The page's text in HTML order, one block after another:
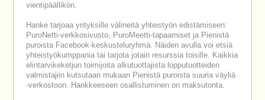
vientipäällikön.
Hanke tarjoaa yrityksille välineitä yhteistyön edistämiseen:
PuroNetti-verkkosivusto, PuroMeetti-tapaamiset ja Pienistä
puroista Facebook-keskusteluryhmä. Näiden avulla voi etsiä
yhteistyökumppania tai tarjota jotain resurssia toisille. Kaikkia
elintarvikeketjun toimijoita alkutuottajista lopputuotteiden
valmistajiin kutsutaan mukaan Pienistä puroista suuria väyliä
-verkostoon. Hankkeeseen osallistuminen on maksutonta.